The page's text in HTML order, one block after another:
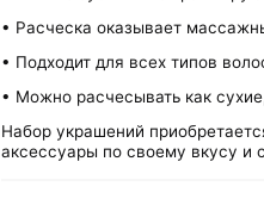
• Расческа оказывает
• Подходит для всех типов
• Можно расчесывать как
Набор украшений
аксессуары по своему вкусу и